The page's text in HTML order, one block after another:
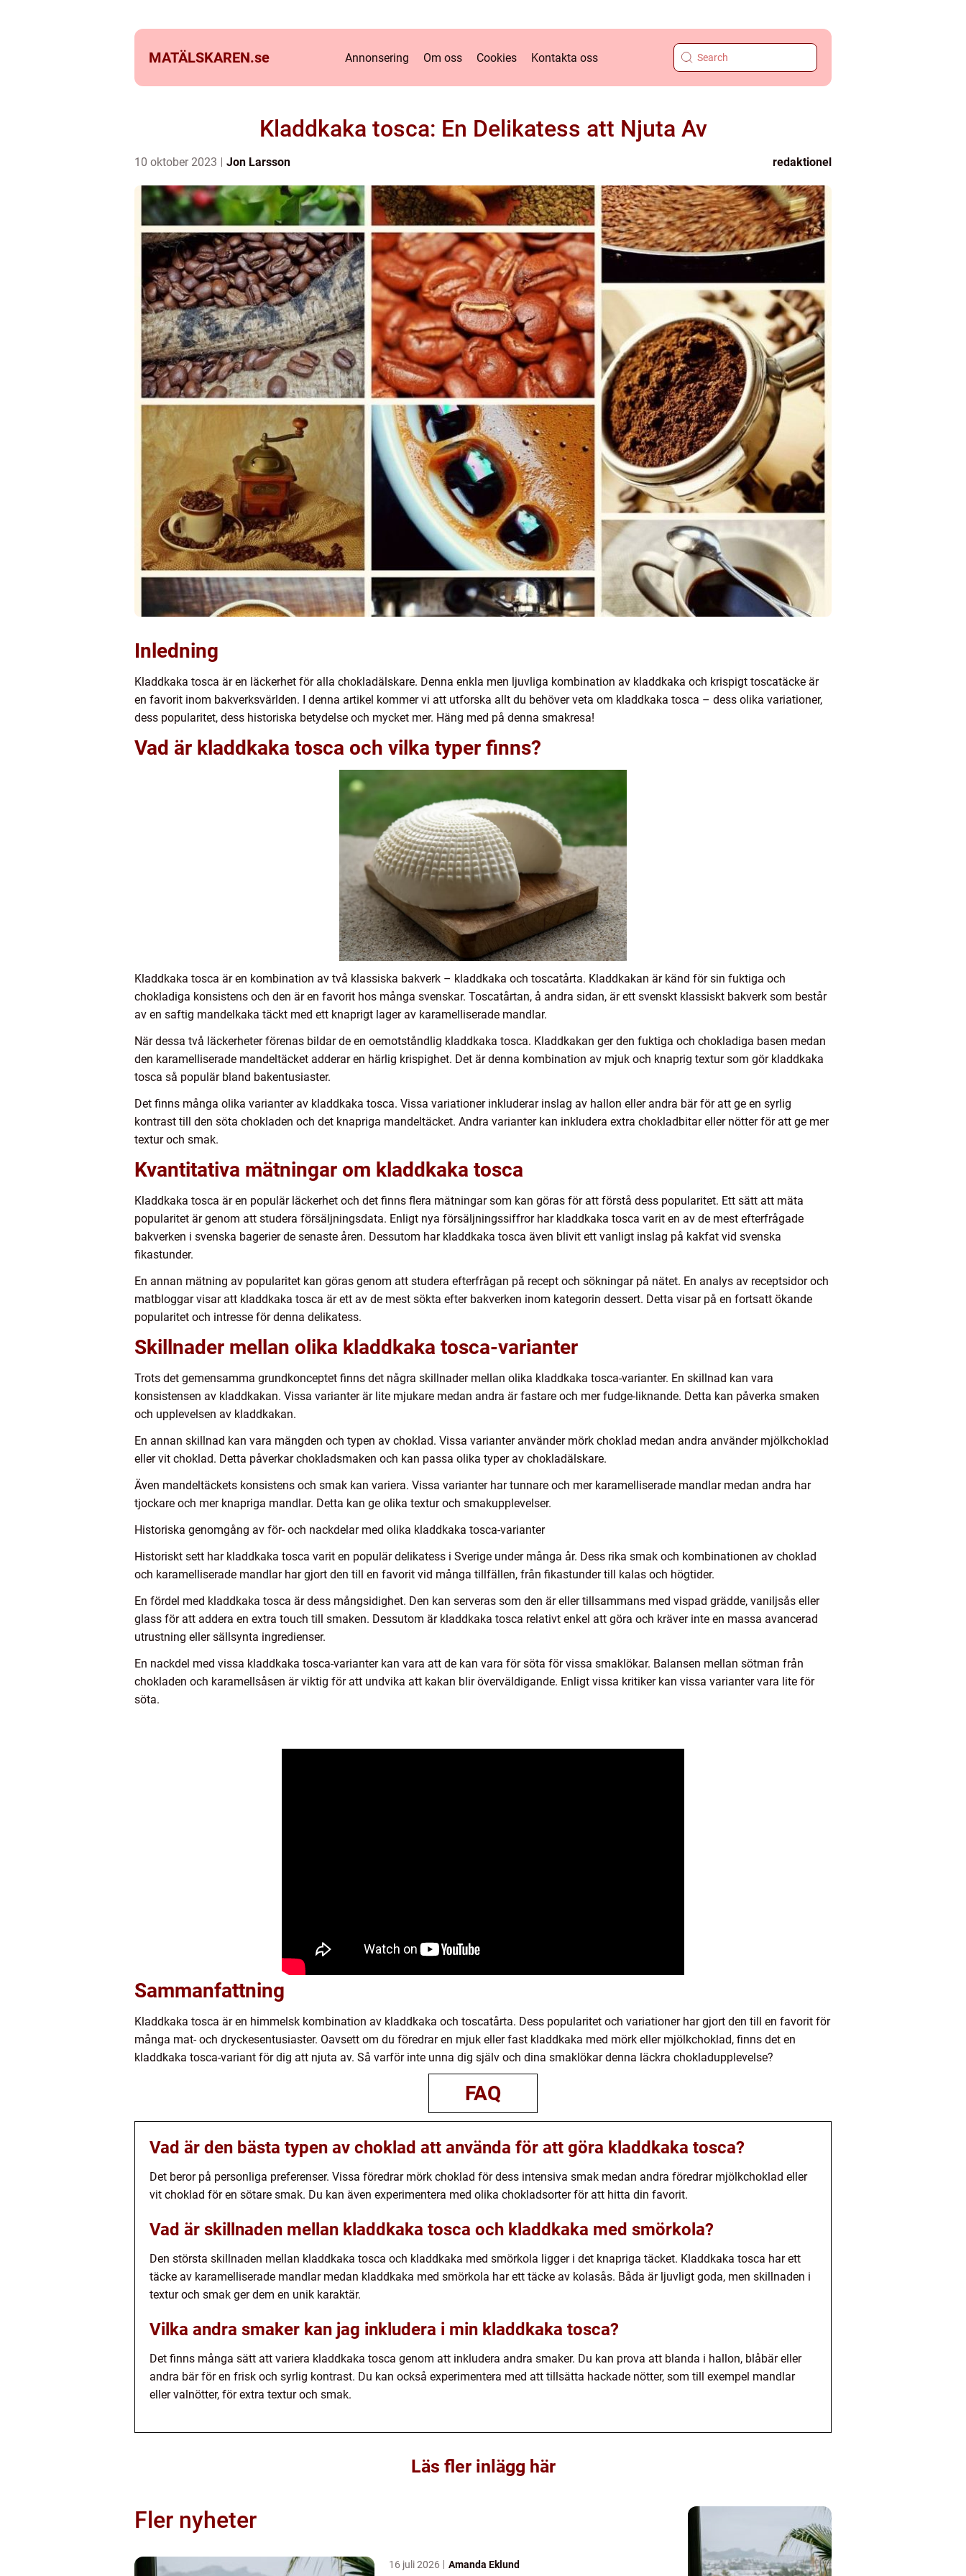
MATÄLSKAREN.se Annonsering Om oss Cookies Kontakta oss
Kladdkaka tosca: En Delikatess att Njuta Av
10 oktober 2023 Jon Larsson redaktionel
Inledning
Kladdkaka tosca är en läckerhet för alla chokladälskare. Denna enkla men ljuvliga kombination av kladdkaka och krispigt toscatäcke är
en favorit inom bakverksvärlden. I denna artikel kommer vi att utforska allt du behöver veta om kladdkaka tosca – dess olika variationer,
dess popularitet, dess historiska betydelse och mycket mer. Häng med på denna smakresa!
Vad är kladdkaka tosca och vilka typer finns?
Kladdkaka tosca är en kombination av två klassiska bakverk – kladdkaka och toscatårta. Kladdkakan är känd för sin fuktiga och
chokladiga konsistens och den är en favorit hos många svenskar. Toscatårtan, å andra sidan, är ett svenskt klassiskt bakverk som består
av en saftig mandelkaka täckt med ett knaprigt lager av karamelliserade mandlar.
När dessa två läckerheter förenas bildar de en oemotståndlig kladdkaka tosca. Kladdkakan ger den fuktiga och chokladiga basen medan
den karamelliserade mandeltäcket adderar en härlig krispighet. Det är denna kombination av mjuk och knaprig textur som gör kladdkaka
tosca så populär bland bakentusiaster.
Det finns många olika varianter av kladdkaka tosca. Vissa variationer inkluderar inslag av hallon eller andra bär för att ge en syrlig
kontrast till den söta chokladen och det knapriga mandeltäcket. Andra varianter kan inkludera extra chokladbitar eller nötter för att ge mer
textur och smak.
Kvantitativa mätningar om kladdkaka tosca
Kladdkaka tosca är en populär läckerhet och det finns flera mätningar som kan göras för att förstå dess popularitet. Ett sätt att mäta
popularitet är genom att studera försäljningsdata. Enligt nya försäljningssiffror har kladdkaka tosca varit en av de mest efterfrågade
bakverken i svenska bagerier de senaste åren. Dessutom har kladdkaka tosca även blivit ett vanligt inslag på kakfat vid svenska
fikastunder.
En annan mätning av popularitet kan göras genom att studera efterfrågan på recept och sökningar på nätet. En analys av receptsidor och
matbloggar visar att kladdkaka tosca är ett av de mest sökta efter bakverken inom kategorin dessert. Detta visar på en fortsatt ökande
popularitet och intresse för denna delikatess.
Skillnader mellan olika kladdkaka tosca-varianter
Trots det gemensamma grundkonceptet finns det några skillnader mellan olika kladdkaka tosca-varianter. En skillnad kan vara
konsistensen av kladdkakan. Vissa varianter är lite mjukare medan andra är fastare och mer fudge-liknande. Detta kan påverka smaken
och upplevelsen av kladdkakan.
En annan skillnad kan vara mängden och typen av choklad. Vissa varianter använder mörk choklad medan andra använder mjölkchoklad
eller vit choklad. Detta påverkar chokladsmaken och kan passa olika typer av chokladälskare.
Även mandeltäckets konsistens och smak kan variera. Vissa varianter har tunnare och mer karamelliserade mandlar medan andra har
tjockare och mer knapriga mandlar. Detta kan ge olika textur och smakupplevelser.
Historiska genomgång av för- och nackdelar med olika kladdkaka tosca-varianter
Historiskt sett har kladdkaka tosca varit en populär delikatess i Sverige under många år. Dess rika smak och kombinationen av choklad
och karamelliserade mandlar har gjort den till en favorit vid många tillfällen, från fikastunder till kalas och högtider.
En fördel med kladdkaka tosca är dess mångsidighet. Den kan serveras som den är eller tillsammans med vispad grädde, vaniljsås eller
glass för att addera en extra touch till smaken. Dessutom är kladdkaka tosca relativt enkel att göra och kräver inte en massa avancerad
utrustning eller sällsynta ingredienser.
En nackdel med vissa kladdkaka tosca-varianter kan vara att de kan vara för söta för vissa smaklökar. Balansen mellan sötman från
chokladen och karamellsåsen är viktig för att undvika att kakan blir överväldigande. Enligt vissa kritiker kan vissa varianter vara lite för
söta.
Sammanfattning
Kladdkaka tosca är en himmelsk kombination av kladdkaka och toscatårta. Dess popularitet och variationer har gjort den till en favorit för
många mat- och dryckesentusiaster. Oavsett om du föredrar en mjuk eller fast kladdkaka med mörk eller mjölkchoklad, finns det en
kladdkaka tosca-variant för dig att njuta av. Så varför inte unna dig själv och dina smaklökar denna läckra chokladupplevelse?
FAQ
Vad är den bästa typen av choklad att använda för att göra kladdkaka tosca?
Det beror på personliga preferenser. Vissa föredrar mörk choklad för dess intensiva smak medan andra föredrar mjölkchoklad eller
vit choklad för en sötare smak. Du kan även experimentera med olika chokladsorter för att hitta din favorit.
Vad är skillnaden mellan kladdkaka tosca och kladdkaka med smörkola?
Den största skillnaden mellan kladdkaka tosca och kladdkaka med smörkola ligger i det knapriga täcket. Kladdkaka tosca har ett
täcke av karamelliserade mandlar medan kladdkaka med smörkola har ett täcke av kolasås. Båda är ljuvligt goda, men skillnaden i
textur och smak ger dem en unik karaktär.
Vilka andra smaker kan jag inkludera i min kladdkaka tosca?
Det finns många sätt att variera kladdkaka tosca genom att inkludera andra smaker. Du kan prova att blanda i hallon, blåbär eller
andra bär för en frisk och syrlig kontrast. Du kan också experimentera med att tillsätta hackade nötter, som till exempel mandlar
eller valnötter, för extra textur och smak.
Läs fler inlägg här
Fler nyheter
16 juli 2026 Amanda Eklund